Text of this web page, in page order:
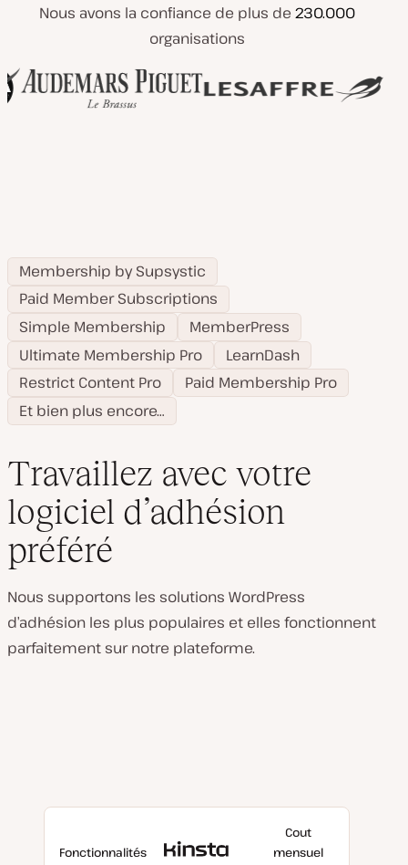
Nous avons la confiance de plus de 230.000
organisations
Membership by Supsystic
Paid Member Subscriptions
Simple Membership
MemberPress
Ultimate Membership Pro
LearnDash
Restrict Content Pro
Paid Membership Pro
Et bien plus encore…
Travaillez avec votre
logiciel d’adhésion
préféré
Nous supportons les solutions WordPress
d’adhésion les plus populaires et elles fonctionnent
parfaitement sur notre plateforme.
Fonctionnalités
Avec
Cout
mensuel